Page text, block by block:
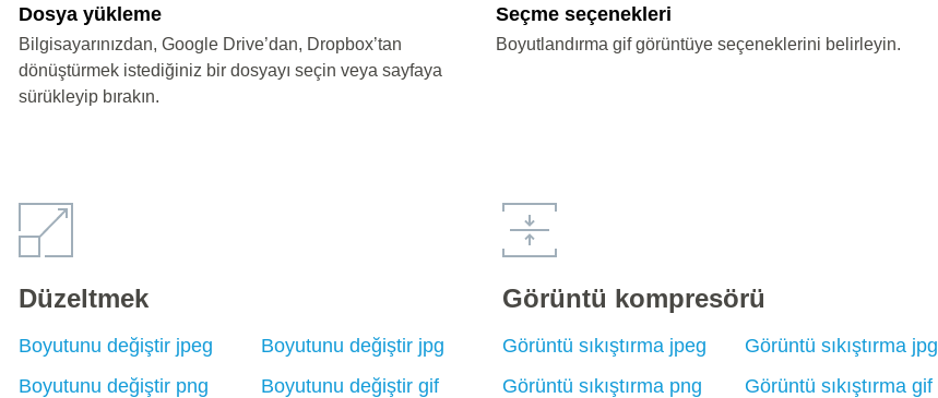
Dosya yükleme
Bilgisayarınızdan, Google Drive’dan, Dropbox’tan
dönüştürmek istediğiniz bir dosyayı seçin veya sayfaya
sürükleyip bırakın.
Seçme seçenekleri
Boyutlandırma gif görüntüye seçeneklerini belirleyin.
Düzeltmek
Boyutunu değiştir jpeg
Boyutunu değiştir jpg
Boyutunu değiştir png
Boyutunu değiştir gif
Görüntü kompresörü
Görüntü sıkıştırma jpeg
Görüntü sıkıştırma jpg
Görüntü sıkıştırma png
Görüntü sıkıştırma gif